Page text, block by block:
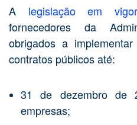
A legislação em vigor
fornecedores da
obrigados a
contratos públicos até:
31 de dezembro de
empresas;